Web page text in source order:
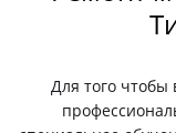
Для того